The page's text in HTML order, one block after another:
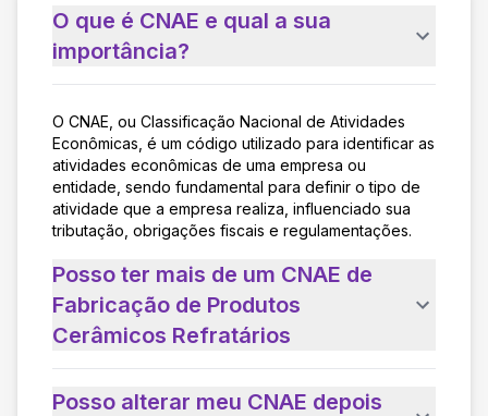
O que é CNAE e qual a sua
importância?
O CNAE, ou Classificação Nacional de Atividades
Econômicas, é um código utilizado para identificar as
atividades econômicas de uma empresa ou
entidade, sendo fundamental para definir o tipo de
atividade que a empresa realiza, influenciado sua
tributação, obrigações fiscais e regulamentações.
Posso ter mais de um CNAE de
Fabricação de Produtos
Cerâmicos Refratários
Posso alterar meu CNAE depois